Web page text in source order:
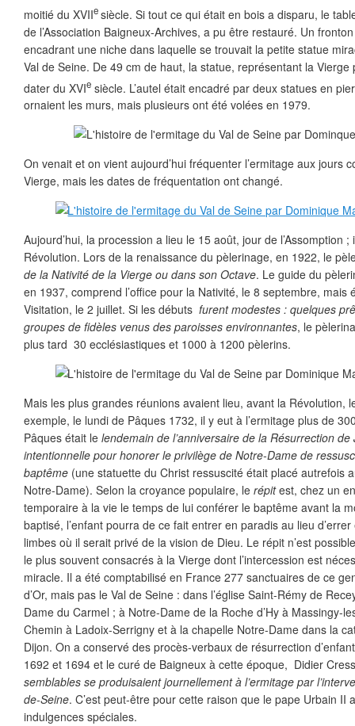
moitié du XVIIesiècle. Si tout ce qui était en bois a disparu, le
de l’Association Baigneux-Archives, a pu être restauré. Un
encadrant une niche dans laquelle se trouvait la petite statue
Val de Seine. De 49 cm de haut, la statue, représentant la Vierge
dater du XVIe siècle. L’autel était encadré par deux statues en
ornaient les murs, mais plusieurs ont été volées en 1979.
On venait et on vient aujourd’hui fréquenter l’ermitage aux jours
Vierge, mais les dates de fréquentation ont changé.
Aujourd’hui, la procession a lieu le 15 août, jour de l’Assomption
Révolution. Lors de la renaissance du pèlerinage, en 1922, le
de la Nativité de la Vierge ou dans son Octave. Le guide du
en 1937, comprend l’office pour la Nativité, le 8 septembre, mais
Visitation, le 2 juillet. Si les débuts furent modestes : quelques
groupes de fidèles venus des paroisses environnantes, le
plus tard 30 ecclésiastiques et 1000 à 1200 pèlerins.
Mais les plus grandes réunions avaient lieu, avant la Révolution,
exemple, le lundi de Pâques 1732, il y eut à l’ermitage plus de
Pâques était le lendemain de l’anniversaire de la Résurrection
intentionnelle pour honorer le privilège de Notre-Dame de
baptême (une statuette du Christ ressuscité était placé autrefois
Notre-Dame). Selon la croyance populaire, le répitest, chez un
temporaire à la vie le temps de lui conférer le baptême avant la
baptisé, l’enfant pourra de ce fait entrer en paradis au lieu
limbes où il serait privé de la vision de Dieu. Le répit n’est
le plus souvent consacrés à la Vierge dont l’intercession est
miracle. Il a été comptabilisé en France 277 sanctuaires de ce
d’Or, mais pas le Val de Seine : dans l’église Saint-Rémy de
Dame du Carmel ; à Notre-Dame de la Roche d’Hy à Massingy-
Chemin à Ladoix-Serrigny et à la chapelle Notre-Dame dans la
Dijon. On a conservé des procès-verbaux de résurrection
1692 et 1694 et le curé de Baigneux à cette époque, Didier
semblables se produisaient journellement à l’ermitage par
de-Seine. C’est peut-être pour cette raison que le pape Urbain II
indulgences spéciales.